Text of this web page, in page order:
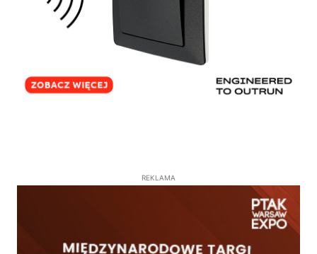
REKLAMA